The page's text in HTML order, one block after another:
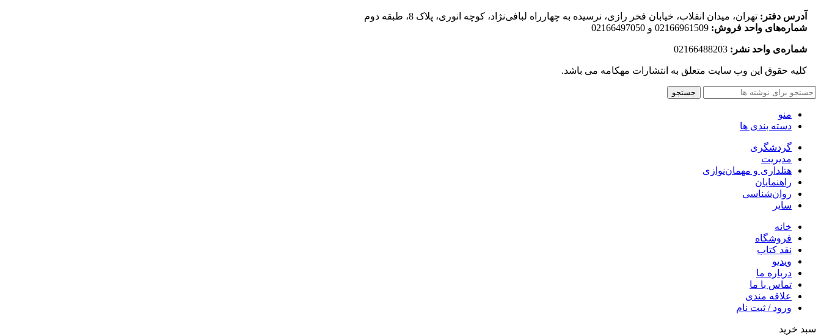
آدرس دفتر: تهران، میدان انقلاب، خیابان فخر رازی، نرسیده به چهارراه لبافی‌نژاد، کوچه انوری، پلاک 8، طبقه دوم
شماره‌های واحد فروش: 02166961509 و 02166497050
شماره‌‌ی واحد نشر:
کلیه حقوق این وب سایت متعلق به انتشارات مهکامه می باشد.
جستجو
منو
دسته بندی ها
گردشگری
مدیریت
هتلداری و مهمان‌نوازی
راهنمایان
روان‌شناسی
سایر
خانه
فروشگاه
نقد کتاب
ویدیو
درباره‌ ما
تماس با ما
علاقه مندی
ورود / ثبت نام
سبد خرید